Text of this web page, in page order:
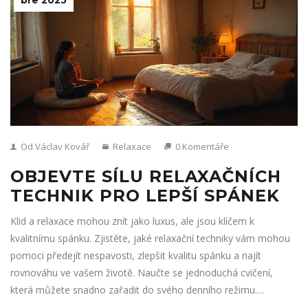
Od Václav Kovář Relaxace 0 Komentáře
OBJEVTE SÍLU RELAXAČNÍCH
TECHNIK PRO LEPŠÍ SPÁNEK
Klid a relaxace mohou znít jako luxus, ale jsou klíčem k
kvalitnímu spánku. Zjistěte, jaké relaxační techniky vám mohou
pomoci předejít nespavosti, zlepšit kvalitu spánku a najít
rovnováhu ve vašem životě. Naučte se jednoduchá cvičení,
která můžete snadno zařadit do svého denního režimu.